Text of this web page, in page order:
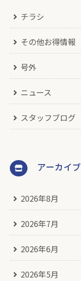
チラシ
その他お得情報
号外
ニュース
スタッフブログ
アーカイブ
2026年8月
2026年7月
2026年6月
2026年5月